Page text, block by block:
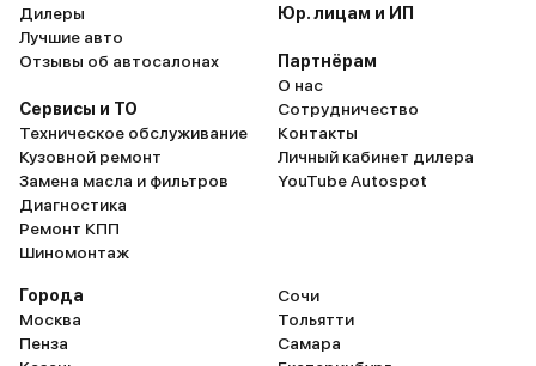
Дилеры
Лучшие авто
Отзывы об автосалонах
Сервисы и ТО
Техническое обслуживание
Кузовной ремонт
Замена масла и фильтров
Диагностика
Ремонт КПП
Шиномонтаж
Юр. лицам и ИП
Партнёрам
О нас
Сотрудничество
Контакты
Личный кабинет дилера
YouTube Autospot
Города
Москва
Пенза
Сочи
Тольятти
Самара